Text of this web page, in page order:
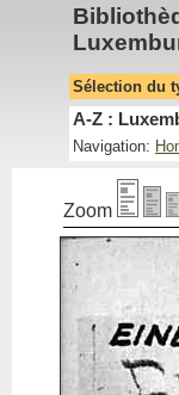
Sélection du
A-Z :
Navigation:
Zoom